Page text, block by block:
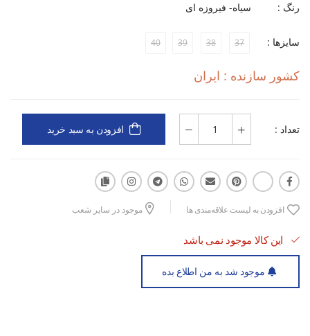
جنس MESH در بخش رویه، این کفش به شما اجازه می‌دهد که پاهایتان
جذب ضربات کمک می‌کند.
- قالب استاندارد این کفش باعث می‌شود که به راحتی بر روی پاهایتان
قرار بگیرد و پشتیبانی لازم را فراهم کند.
اگر به دنبال کفشی هستید که هم دوام داشته باشد و هم راحتی، کفش
دویدن زنانه نایکی Pro Running Special می‌تواند بهترین انتخاب برای
شما باشد.
رنگ : سیاه- فیروزه ای
سایزها : 37
38
39
40
کشور سازنده : ایران
تعداد : افزودن به سبد خرید
افزودن به لیست علاقه‌مندی ها موجود در سایر شعب
این کالا موجود نمی باشد
موجود شد به من اطلاع بده